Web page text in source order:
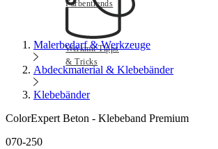
Farbentrends
Werkmit Tipps
& Tricks
Malerbedarf & Werkzeuge
Abdeckmaterial & Klebebänder
Klebebänder
ColorExpert Beton - Klebeband Premium
070-250